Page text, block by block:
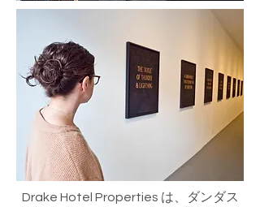
Drake Hotel Properties は、ダンダス